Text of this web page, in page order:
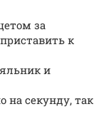
за
к
и
на секунду, так